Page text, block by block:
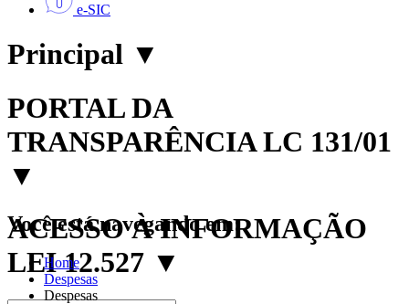
e-SIC
Principal ▼
PORTAL DA
TRANSPARÊNCIA LC 131/01
▼
ACESSO À INFORMAÇÃO
LEI 12.527 ▼
Você está navegando em:
Home
Despesas
Despesas